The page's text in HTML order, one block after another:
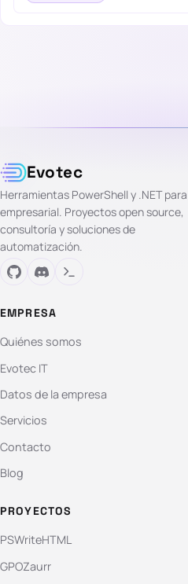
Evotec
Herramientas PowerShell y .NET para
empresarial. Proyectos open source,
consultoría y soluciones de
automatización.
EMPRESA
Quiénes somos
Evotec IT
Datos de la empresa
Servicios
Contacto
Blog
PROYECTOS
PSWriteHTML
GPOZaurr